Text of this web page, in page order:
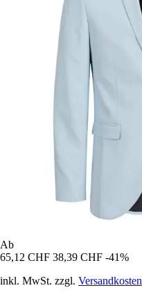
Ab
65,12 CHF 38,39 CHF -41%
inkl. MwSt. zzgl. Versandkosten